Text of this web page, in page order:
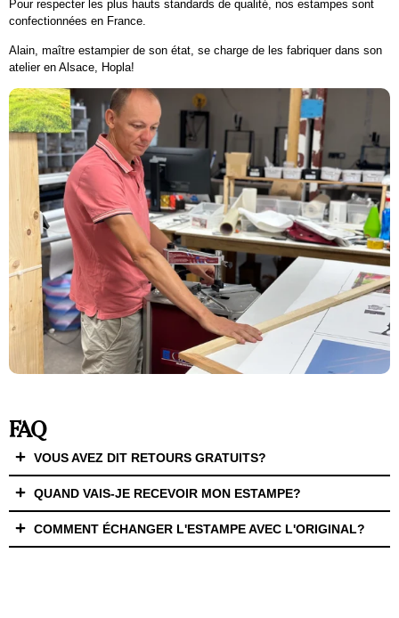
Pour respecter les plus hauts standards de qualité, nos estampes sont
confectionnées en France.
Alain, maître estampier de son état, se charge de les fabriquer dans son
atelier en Alsace, Hopla!
FAQ
VOUS AVEZ DIT RETOURS GRATUITS?
QUAND VAIS-JE RECEVOIR MON ESTAMPE?
COMMENT ÉCHANGER L'ESTAMPE AVEC L'ORIGINAL?